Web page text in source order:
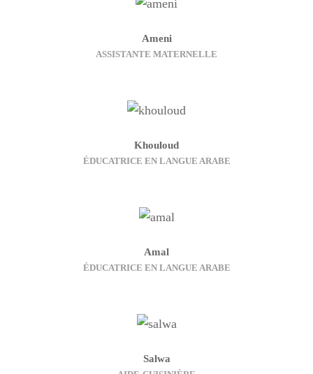
Ameni
ASSISTANTE MATERNELLE
Khouloud
ÉDUCATRICE EN LANGUE ARABE
Amal
ÉDUCATRICE EN LANGUE ARABE
Salwa